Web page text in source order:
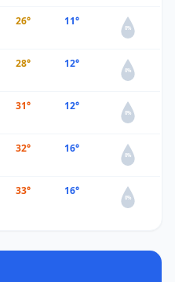
26° 11°
0%
28° 12°
0%
31° 12°
0%
32° 16°
0%
33° 16°
0%